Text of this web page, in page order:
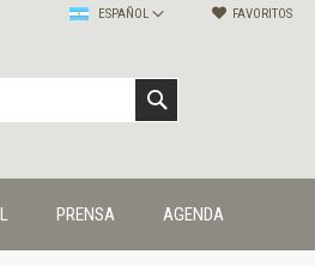
FAVORITOS
ESPAÑOL
PRENSA AGENDA